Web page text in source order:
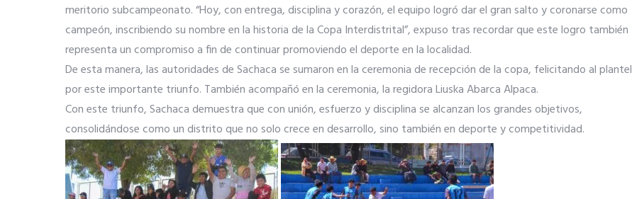
meritorio subcampeonato. “Hoy, con entrega, disciplina y corazón, el equipo logró dar el gran salto y coronarse como
campeón, inscribiendo su nombre en la historia de la Copa Interdistrital”, expuso tras recordar que este logro también
representa un compromiso a fin de continuar promoviendo el deporte en la localidad.
De esta manera, las autoridades de Sachaca se sumaron en la ceremonia de recepción de la copa, felicitando al plantel
por este importante triunfo. También acompañó en la ceremonia, la regidora Liuska Abarca Alpaca.
Con este triunfo, Sachaca demuestra que con unión, esfuerzo y disciplina se alcanzan los grandes objetivos,
consolidándose como un distrito que no solo crece en desarrollo, sino también en deporte y competitividad.